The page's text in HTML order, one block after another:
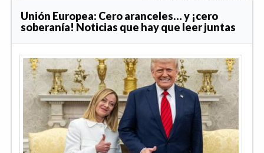
Unión Europea: Cero aranceles… y ¡cero
soberanía! Noticias que hay que leer juntas